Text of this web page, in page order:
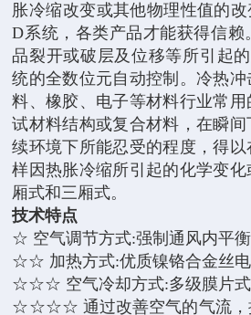
胀冷缩改变或其他物理性值的
D系统，各类产品才能获得信赖
品裂开或破层及位移等所引起
统的全数位元自动控制。冷热冲
料、橡胶、电子等材料行业常用
试材料结构或复合材料，在瞬
续环境下所能忍受的程度，得
样因热胀冷缩所引起的化学变
厢式和三厢式。
技术特点
☆ 空气调节方式:强制通风内平
☆☆ 加热方式:优质镍铬合金丝
☆☆☆ 空气冷却方式:多级膜片式
☆☆☆☆ 通过改善空气的气流，